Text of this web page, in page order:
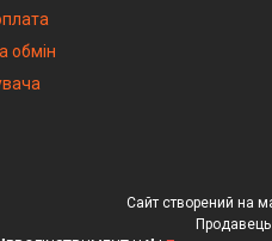
обмін
Сайт створений на